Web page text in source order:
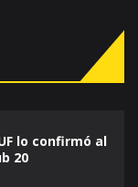
lo confirmó al
20